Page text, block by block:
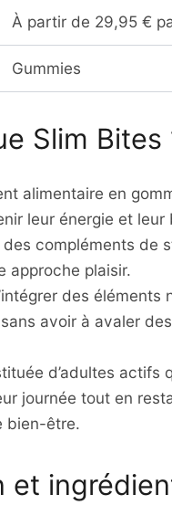
À partir de 29,95 €
Gummies
Slim Bites
alimentaire en
leur énergie et
compléments de
approche plaisir.
des éléments
avoir à avaler
d’adultes actifs
journée tout en
bien-être.
et